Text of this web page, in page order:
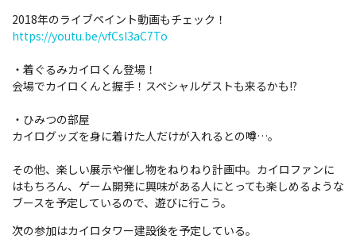
2018年のライブペイント動画もチェック！
https://youtu.be/vfCsI3aC7To
・着ぐるみカイロくん登場！
会場でカイロくんと握手！スペシャルゲストも来るかも!?
・ひみつの部屋
カイログッズを身に着けた人だけが入れるとの噂…。
その他、楽しい展示や催し物をねりねり計画中。 カイロファンに
はもちろん、ゲーム開発に興味がある人にとっても楽しめるような
ブースを予定しているので、遊びに行こう。
次の参加はカイロタワー建設後を予定している。